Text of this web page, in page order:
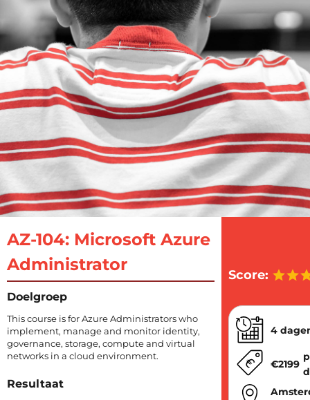
AZ-104: Microsoft Azure
Administrator
Doelgroep
This course is for Azure Administrators who
implement, manage and monitor identity,
governance, storage, compute and virtual
networks in a cloud environment.
Resultaat
Score:
4
€2199